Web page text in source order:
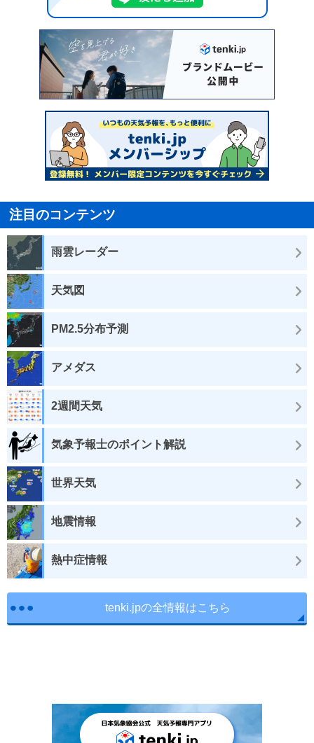
注目のコンテンツ
雨雲レーダー
天気図
PM2.5分布予測
アメダス
2週間天気
気象予報士のポイント解説
世界天気
地震情報
熱中症情報
tenki.jpの全情報はこちら